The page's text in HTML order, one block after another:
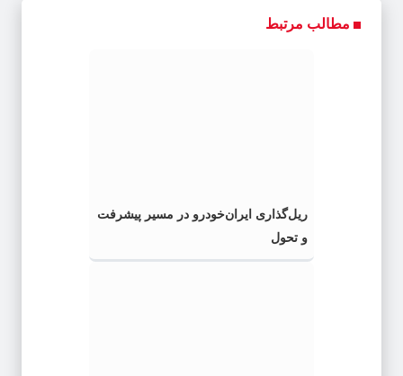
مطالب مرتبط
ریل‌گذاری ایران‌خودرو در مسیر پیشرفت
و تحول